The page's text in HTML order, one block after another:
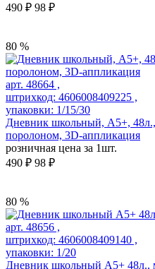
490 ₽ 98 ₽
80 %
арт. 48664 ,
штрихкод: 4606008409225 ,
упаковки: 1/15/30
Дневник школьный, А5+, 48л.,
поролоном, 3D-аппликация
розничная цена за 1шт.
490 ₽ 98 ₽
80 %
арт. 48656 ,
штрихкод: 4606008409140 ,
упаковки: 1/20
Дневник школьный А5+ 48л.,